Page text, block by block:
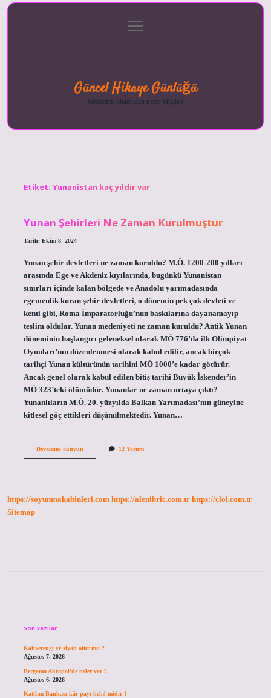
menüyü
aç
Güncel Hikaye Günlüğü
Sektörden ilham alan neşeli bilgiler!
Etiket: Yunanistan kaç yıldır var
Yunan Şehirleri Ne Zaman Kurulmuştur
Tarih: Ekim 8, 2024
Yunan şehir devletleri ne zaman kuruldu? M.Ö. 1200-200 yılları
arasında Ege ve Akdeniz kıyılarında, bugünkü Yunanistan
sınırları içinde kalan bölgede ve Anadolu yarımadasında
egemenlik kuran şehir devletleri, o dönemin pek çok devleti ve
kenti gibi, Roma İmparatorluğu’nun baskılarına dayanamayıp
teslim oldular. Yunan medeniyeti ne zaman kuruldu? Antik Yunan
döneminin başlangıcı geleneksel olarak MÖ 776’da ilk Olimpiyat
Oyunları’nın düzenlenmesi olarak kabul edilir, ancak birçok
tarihçi Yunan kültürünün tarihini MÖ 1000’e kadar götürür.
Ancak genel olarak kabul edilen bitiş tarihi Büyük İskender’in
MÖ 323’teki ölümüdür. Yunanlar ne zaman ortaya çıktı?
Yunanlıların M.Ö. 20. yüzyılda Balkan Yarımadası’nın güneyine
kitlesel göç ettikleri düşünülmektedir. Yunan…
Devamını okuyunYunan
12 Yorum
https://soyunmakabinleri.com https://alenibric.com.tr https://cloi.com.tr
Sitemap
Son Yazılar
Kahverengi ve siyah olur mu ?
Ağustos 7, 2026
Bergama Akropol’de neler var ?
Ağustos 6, 2026
Katılım Bankası kâr payı helal midir ?